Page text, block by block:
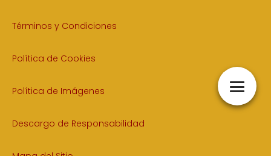
Términos y Condiciones
Política de Cookies
Política de Imágenes
Descargo de Responsabilidad